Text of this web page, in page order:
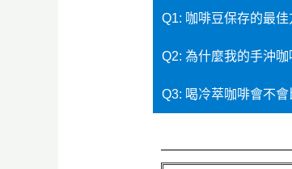
Q1: 咖啡豆保存的最佳
Q2: 為什麼我的手沖
Q3: 喝冷萃咖啡會不